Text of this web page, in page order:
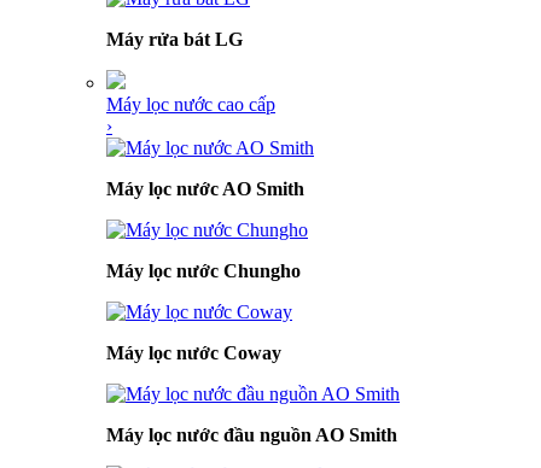
Máy rửa bát LG
Máy lọc nước cao cấp
›
Máy lọc nước AO Smith
Máy lọc nước Chungho
Máy lọc nước Coway
Máy lọc nước đầu nguồn AO Smith